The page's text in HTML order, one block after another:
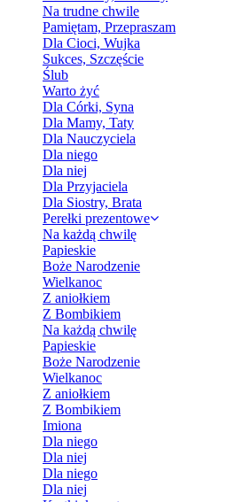
Na trudne chwile
Pamiętam, Przepraszam
Dla Cioci, Wujka
Sukces, Szczęście
Ślub
Warto żyć
Dla Córki, Syna
Dla Mamy, Taty
Dla Nauczyciela
Dla niego
Dla niej
Dla Przyjaciela
Dla Siostry, Brata
Perełki prezentowe
Na każdą chwilę
Papieskie
Boże Narodzenie
Wielkanoc
Z aniołkiem
Z Bombikiem
Na każdą chwilę
Papieskie
Boże Narodzenie
Wielkanoc
Z aniołkiem
Z Bombikiem
Imiona
Dla niego
Dla niej
Dla niego
Dla niej